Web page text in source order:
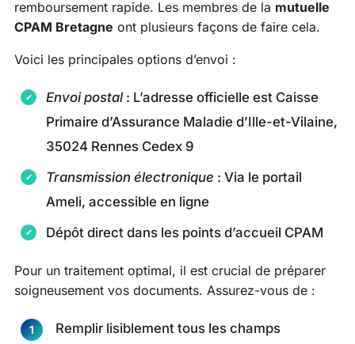
remboursement rapide. Les membres de la mutuelle
CPAM Bretagne ont plusieurs façons de faire cela.
Voici les principales options d’envoi :
Envoi postal: L’adresse officielle est Caisse
Primaire d’Assurance Maladie d’Ille-et-Vilaine,
35024 Rennes Cedex 9
Transmission électronique : Via le portail
Ameli, accessible en ligne
Dépôt direct dans les points d’accueil CPAM
Pour un traitement optimal, il est crucial de préparer
soigneusement vos documents. Assurez-vous de :
Remplir lisiblement tous les champs